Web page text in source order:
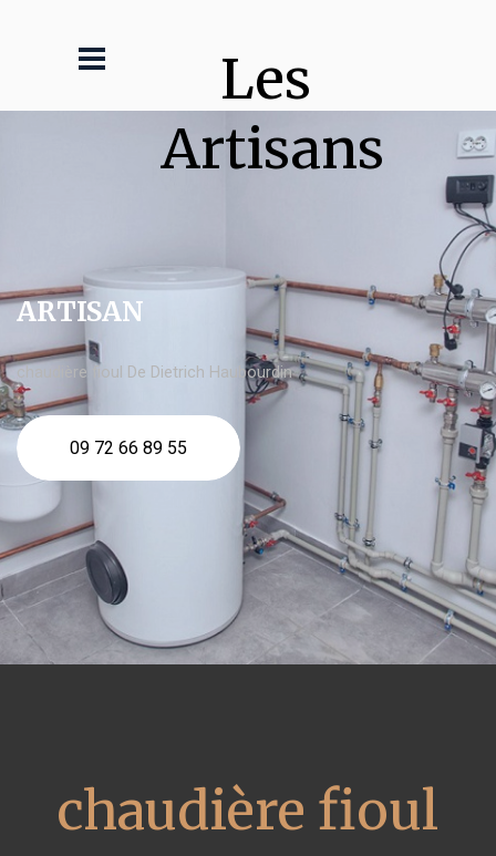
Les
Artisans
ARTISAN
chaudière fioul De Dietrich Haubourdin
09 72 66 89 55
chaudière fioul